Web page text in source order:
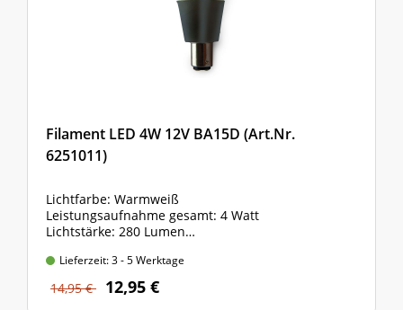
Filament LED 4W 12V BA15D (Art.Nr.
6251011)
Lichtfarbe: Warmweiß
Leistungsaufnahme gesamt: 4 Watt
Lichtstärke: 280 Lumen
Lieferzeit: 3 - 5 Werktage
14,95 € 12,95 €